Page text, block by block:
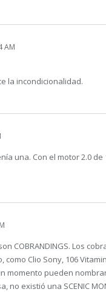
AM
la incondicionalidad.
una. Con el motor 2.0
COBRANDINGS. Los
como Clio Sony, 106
momento pueden
no existió una SCENIC